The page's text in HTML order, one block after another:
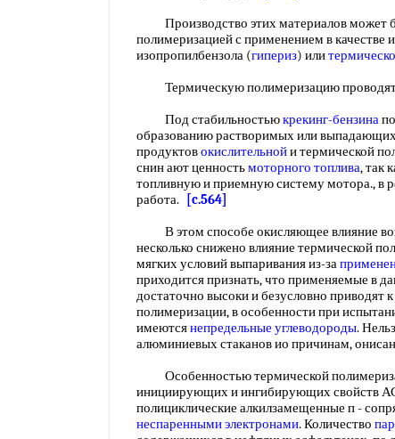
Производство этих материалов может
полимеризацией с применением в качестве
изопропилбензола (гипериз) или
Термическую полимеризацию
Под стабильностьюкрекинг-бензина
образованию растворимых или
продуктовокислительнойи термической
снин ают ценностьмоторного топлива, так
топливную и приемную систему мотора., в
работа.
[c.564]
В этом способе окисляющее влияние
несколько снижено влияние термической
мягких условий выпаривания из-за
приходится признать, что применяемые в
достаточно высоки и безусловно приводят
полимеризации, в особенности при
имеютсянепредельные углеводороды.
алюминиевых стаканов ио причинам,
Особенностью термической
инициирующих и ингибирующих свойств
полициклические алкилзамещенные п -
неспаренными электронами. Количество